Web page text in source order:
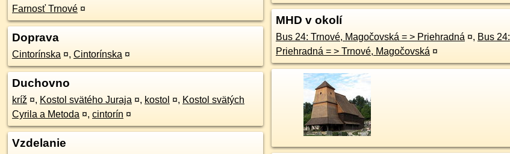
Farnosť Trnové ¤
Doprava
Cintorínska ¤, Cintorínska ¤
Duchovno
kríž ¤, Kostol svätého Juraja ¤, kostol ¤, Kostol svätých
Cyrila a Metoda ¤, cintorín ¤
Vzdelanie
MHD v okolí
Bus 24: Trnové, Magočovská = > Priehradná ¤, Bus 24:
Priehradná = > Trnové, Magočovská ¤